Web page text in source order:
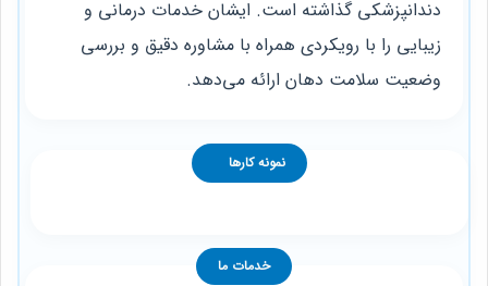
دندانپزشکی گذاشته است. ایشان خدمات درمانی و
زیبایی را با رویکردی همراه با مشاوره دقیق و بررسی
وضعیت سلامت دهان ارائه می‌دهد.
نمونه کارها
خدمات ما